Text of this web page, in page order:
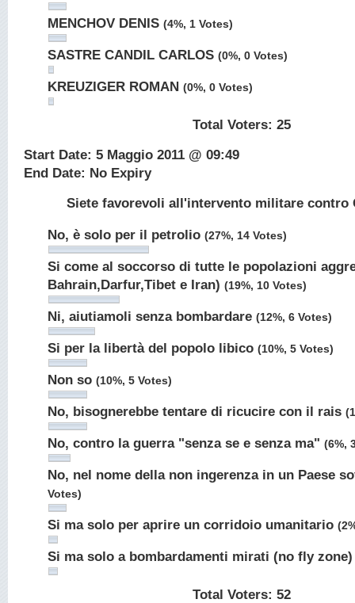
MENCHOV DENIS (4%, 1 Votes)
SASTRE CANDIL CARLOS (0%, 0 Votes)
KREUZIGER ROMAN (0%, 0 Votes)
Total Voters: 25
Start Date: 5 Maggio 2011 @ 09:49
End Date: No Expiry
Siete favorevoli all'intervento militare contro
No, è solo per il petrolio (27%, 14 Votes)
Si come al soccorso di tutte le popolazioni
Bahrain,Darfur,Tibet e Iran) (19%, 10 Votes)
Ni, aiutiamoli senza bombardare (12%, 6 Votes)
Si per la libertà del popolo libico (10%, 5 Votes)
Non so (10%, 5 Votes)
No, bisognerebbe tentare di ricucire con il rais
No, contro la guerra "senza se e senza ma" (6%,
No, nel nome della non ingerenza in un Paese
Votes)
Si ma solo per aprire un corridoio umanitario
Si ma solo a bombardamenti mirati (no fly
Total Voters: 52